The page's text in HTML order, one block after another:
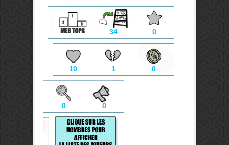
34 0
10 1 0
0 0